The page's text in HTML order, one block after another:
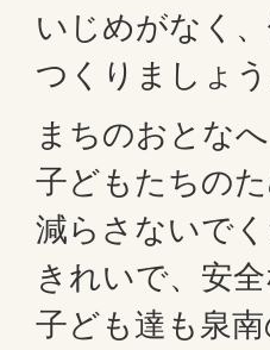
いじめがなく
つくりましょう
まちのおとなへ
子どもたちの
減らさないでく
きれいで、安
子ども達も泉